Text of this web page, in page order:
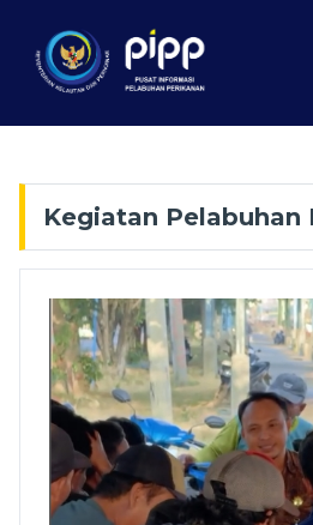
Kegiatan Pelabuhan